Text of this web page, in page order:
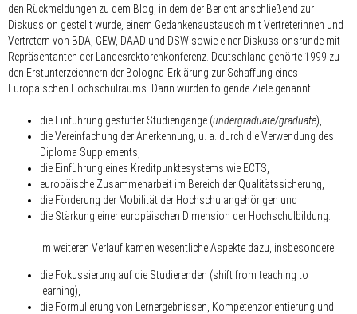
den Rückmeldungen zu dem Blog, in dem der Bericht anschließend zur
Diskussion gestellt wurde, einem Gedankenaustausch mit Vertreterinnen und
Vertretern von BDA, GEW, DAAD und DSW sowie einer Diskussionsrunde mit
Repräsentanten der Landesrektorenkonferenz. Deutschland gehörte 1999 zu
den Erstunterzeichnern der Bologna-Erklärung zur Schaffung eines
Europäischen Hochschulraums. Darin wurden folgende Ziele genannt:
die Einführung gestufter Studiengänge (undergraduate/graduate),
die Vereinfachung der Anerkennung, u. a. durch die Verwendung des
Diploma Supplements,
die Einführung eines Kreditpunktesystems wie ECTS,
europäische Zusammenarbeit im Bereich der Qualitätssicherung,
die Förderung der Mobilität der Hochschulangehörigen und
die Stärkung einer europäischen Dimension der Hochschulbildung.
Im weiteren Verlauf kamen wesentliche Aspekte dazu, insbesondere
die Fokussierung auf die Studierenden (shift from teaching to
learning),
die Formulierung von Lernergebnissen, Kompetenzorientierung und